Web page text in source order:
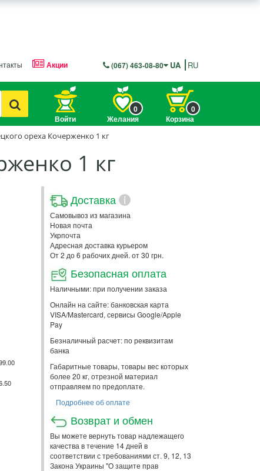
Акции (067) 463-08-80 UA RU
Войти Желания
0
Корзина
0
ореха Кочерженко 1 кг
1 кг
Доставка i
Самовывоз из магазина
Новая почта
Укрпочта
Адресная доставка курьером
От 2 до 6 рабочих дней. от 30 грн.
Безопасная оплата
Наличными: при получении заказа
Онлайн на сайте: банковская карта
VISA/Mastercard, сервисы Google/Apple
Pay
Безналичный расчет: по реквизитам
банка
Габаритные товары, товары вес которых
более 20 кг, отрезной материал
отправляем по предоплате.
Подробнее об оплате
Возврат и обмен
Вы можете вернуть товар надлежащего
качества в течение 14 дней в
соответствии с требованиями ст. 9, 12, 13
Закона Украины "О защите прав